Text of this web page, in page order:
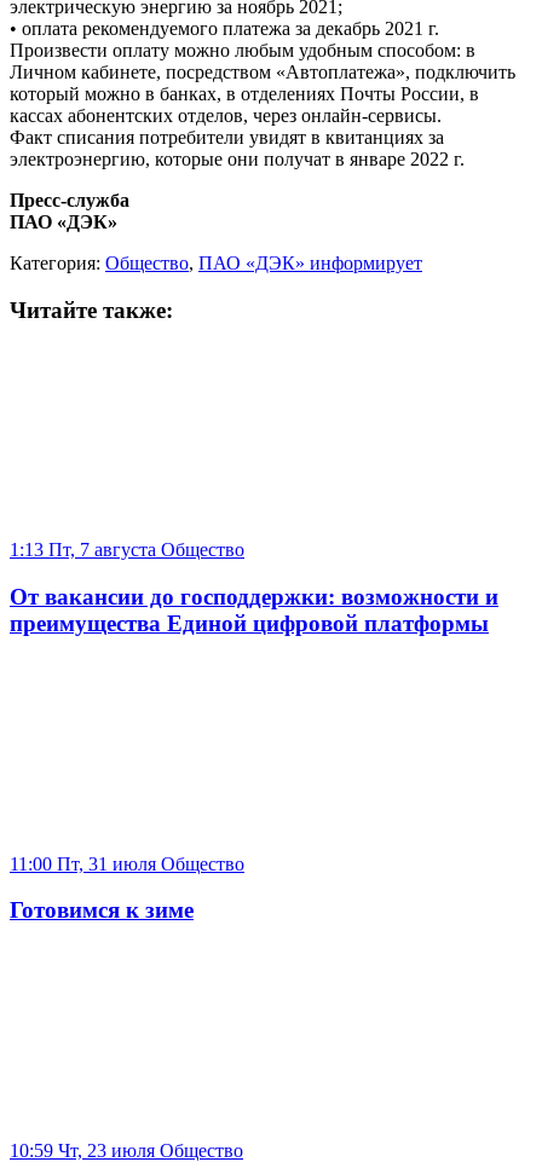
электрическую энергию за ноябрь 2021;
• оплата рекомендуемого платежа за декабрь 2021 г.
Произвести оплату можно любым удобным способом: в
Личном кабинете, посредством «Автоплатежа», подключить
который можно в банках, в отделениях Почты России, в
кассах абонентских отделов, через онлайн-сервисы.
Факт списания потребители увидят в квитанциях за
электроэнергию, которые они получат в январе 2022 г.
Пресс-служба
ПАО «ДЭК»
Категория: Общество, ПАО «ДЭК» информирует
Читайте также:
1:13 Пт, 7 августа Общество
От вакансии до господдержки: возможности и
преимущества Единой цифровой платформы
11:00 Пт, 31 июля Общество
Готовимся к зиме
10:59 Чт, 23 июля Общество